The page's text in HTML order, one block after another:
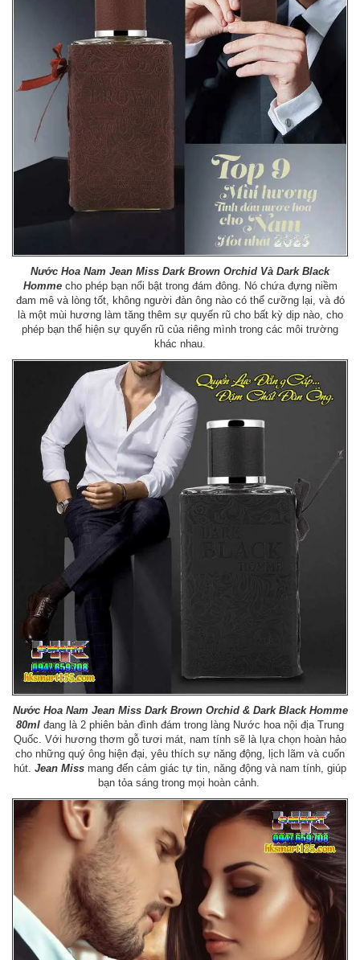
Nước Hoa Nam Jean Miss Dark Brown Orchid Và Dark Black
Hommecho phép bạn nổi bật trong đám đông. Nó chứa đựng niềm
đam mê và lòng tốt, không người đàn ông nào có thể cưỡng lại, và đó
là một mùi hương làm tăng thêm sự quyến rũ cho bất kỳ dịp nào, cho
phép bạn thể hiện sự quyến rũ của riêng mình trong các môi trường
khác nhau.
Nước Hoa Nam Jean Miss Dark Brown Orchid & Dark Black Homme
80ml đang là 2 phiên bản đình đám trong làng Nước hoa nội địa Trung
Quốc. Với hương thơm gỗ tươi mát, nam tính sẽ là lựa chọn hoàn hảo
cho những quý ông hiện đại, yêu thích sự năng động, lịch lãm và cuốn
hút. Jean Miss mang đến cảm giác tự tin, năng động và nam tính, giúp
bạn tỏa sáng trong mọi hoàn cảnh.